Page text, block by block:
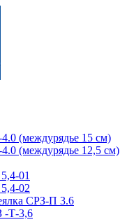
(междурядье 15 см)
(междурядье 12,5 см)
01
02
СРЗ-П 3.6
-Т-3,6